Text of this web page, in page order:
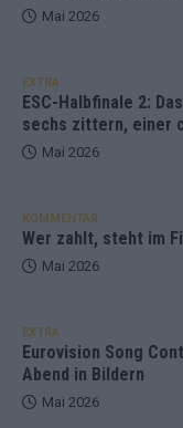
Mai 2026
EXTRA
ESC-Halbfinale 2:
sechs zittern, einer
Mai 2026
KOMMENTAR
Wer zahlt, steht im
Mai 2026
EXTRA
Eurovision Song
Abend in Bildern
Mai 2026